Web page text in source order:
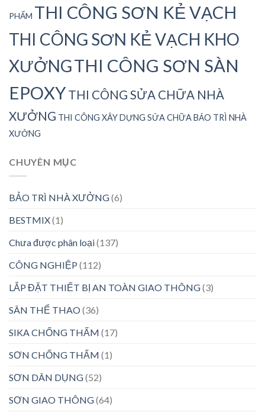
PHẨM THI CÔNG SƠN KẺ VẠCH
THI CÔNG SƠN KẺ VẠCH KHO
XƯỞNGTHI CÔNG SƠN SÀN
EPOXYTHI CÔNG SỬA CHỮA NHÀ
XƯỞNG THI CÔNG XÂY DỰNG SỬA CHỮA BẢO TRÌ NHÀ
XƯỞNG
CHUYÊN MỤC
BẢO TRÌ NHÀ XƯỞNG(6)
BESTMIX(1)
Chưa được phân loại(137)
CÔNG NGHIỆP (112)
LẮP ĐẶT THIẾT BỊ AN TOÀN GIAO THÔNG(3)
SÂN THỂ THAO(36)
SIKA CHỐNG THẤM (17)
SƠN CHỐNG THẤM (1)
SƠN DÂN DỤNG(52)
SƠN GIAO THÔNG(64)